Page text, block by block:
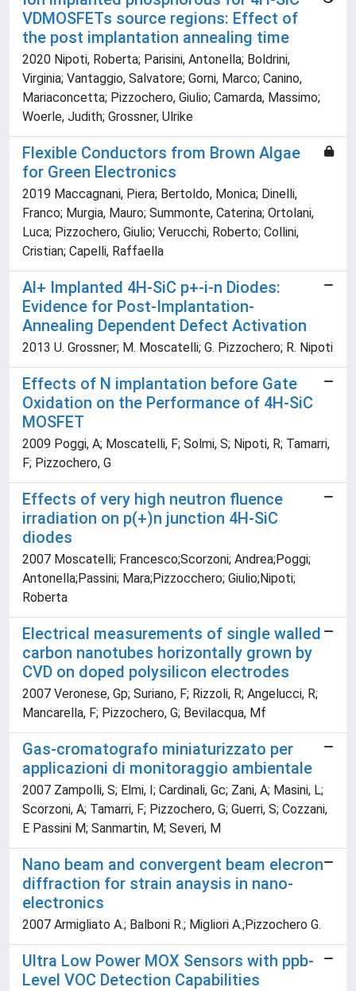
VDMOSFETs source regions: Effect of
the post implantation annealing time
2020 Nipoti, Roberta; Parisini, Antonella; Boldrini,
Virginia; Vantaggio, Salvatore; Gorni, Marco; Canino,
Mariaconcetta; Pizzochero, Giulio; Camarda, Massimo;
Woerle, Judith; Grossner, Ulrike
Flexible Conductors from Brown Algae
for Green Electronics
2019 Maccagnani, Piera; Bertoldo, Monica; Dinelli,
Franco; Murgia, Mauro; Summonte, Caterina; Ortolani,
Luca; Pizzochero, Giulio; Verucchi, Roberto; Collini,
Cristian; Capelli, Raffaella
Al+ Implanted 4H-SiC p+-i-n Diodes:
Evidence for Post-Implantation-
Annealing Dependent Defect Activation
2013 U. Grossner; M. Moscatelli; G. Pizzochero; R. Nipoti
Effects of N implantation before Gate
Oxidation on the Performance of 4H-SiC
MOSFET
2009 Poggi, A; Moscatelli, F; Solmi, S; Nipoti, R; Tamarri,
F; Pizzochero, G
Effects of very high neutron fluence
irradiation on p(+)n junction 4H-SiC
diodes
2007 Moscatelli; Francesco;Scorzoni; Andrea;Poggi;
Antonella;Passini; Mara;Pizzocchero; Giulio;Nipoti;
Roberta
Electrical measurements of single walled
carbon nanotubes horizontally grown by
CVD on doped polysilicon electrodes
2007 Veronese, Gp; Suriano, F; Rizzoli, R; Angelucci, R;
Mancarella, F; Pizzochero, G; Bevilacqua, Mf
Gas-cromatografo miniaturizzato per
applicazioni di monitoraggio ambientale
2007 Zampolli, S; Elmi, I; Cardinali, Gc; Zani, A; Masini, L;
Scorzoni, A; Tamarri, F; Pizzochero, G; Guerri, S; Cozzani,
E Passini M; Sanmartin, M; Severi, M
Nano beam and convergent beam elecron
diffraction for strain anaysis in nano-
electronics
2007 Armigliato A.; Balboni R.; Migliori A.;Pizzochero G.
Ultra Low Power MOX Sensors with ppb-
Level VOC Detection Capabilities